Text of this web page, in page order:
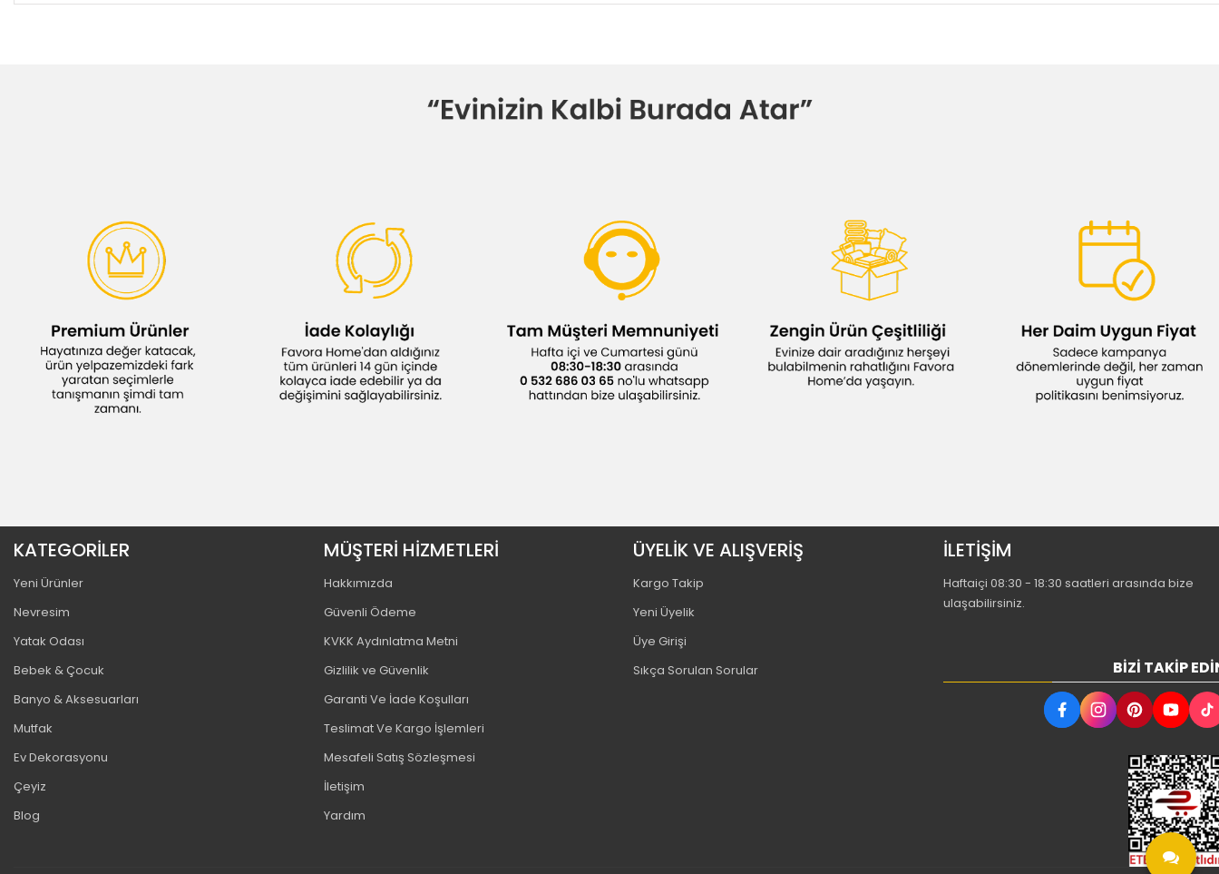
KATEGORİLER
Yeni Ürünler
Nevresim
Yatak Odası
Bebek & Çocuk
Banyo & Aksesuarları
Mutfak
Ev Dekorasyonu
Çeyiz
Blog
MÜŞTERİ HİZMETLERİ
Hakkımızda
Güvenli Ödeme
KVKK Aydınlatma Metni
Gizlilik ve Güvenlik
Garanti Ve İade Koşulları
Teslimat Ve Kargo İşlemleri
Mesafeli Satış Sözleşmesi
İletişim
Yardım
ÜYELİK VE ALIŞVERİŞ
Kargo Takip
Yeni Üyelik
Üye Girişi
Sıkça Sorulan Sorular
İLETİŞİM
Haftaiçi 08:30 - 18:30 saatleri arasında bize
ulaşabilirsiniz.
BIZI TAKIP